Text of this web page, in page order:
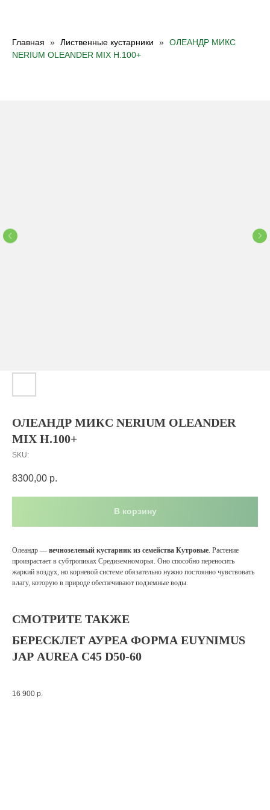
Главная Лиственные кустарники
ОЛЕАНДР МИКС
NERIUM OLEANDER MIX H.100+
ОЛЕАНДР МИКС NERIUM OLEANDER
MIX H.100+
SKU:
8300,00 р.
В корзину
Олеандр — вечнозеленый кустарник из семейства Кутровые . Растение
произрастает в субтропиках Средиземноморья. Оно способно переносить
жаркий воздух, но корневой системе обязательно нужно постоянно чувствовать
влагу, которую в природе обеспечивают подземные воды.
СМОТРИТЕ ТАКЖЕ
БЕРЕСКЛЕТ АУРЕА ФОРМА EUYNIMUS
JAP AUREA C45 D50-60
16 900 р.